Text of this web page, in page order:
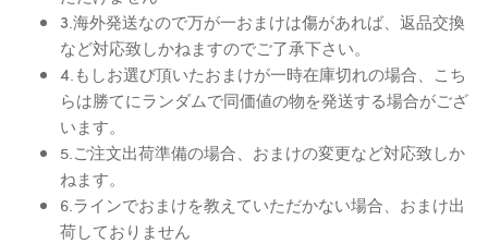
3.海外発送なので万が一おまけは傷があれば、返品交換
など対応致しかねますのでご了承下さい。
4.もしお選び頂いたおまけが一時在庫切れの場合、こち
らは勝てにランダムで同価値の物を発送する場合がござ
います。
5.ご注文出荷準備の場合、おまけの変更など対応致しか
ねます。
6.ラインでおまけを教えていただかない場合、おまけ出
荷しておりません